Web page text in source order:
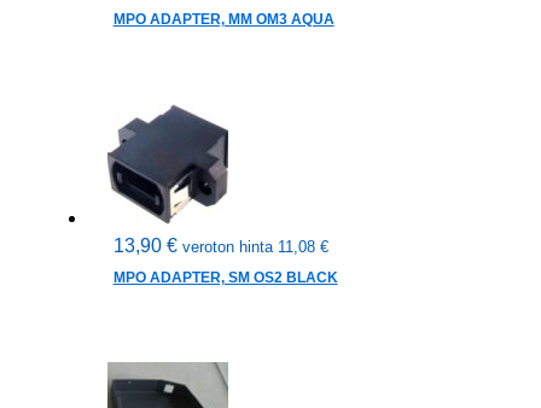
MPO ADAPTER, MM OM3 AQUA
13,90 € veroton hinta 11,08 €
MPO ADAPTER, SM OS2 BLACK